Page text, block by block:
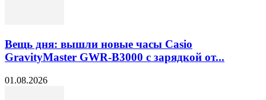
Вещь дня: вышли новые часы Casio
GravityMaster GWR-B3000 с зарядкой от...
01.08.2026